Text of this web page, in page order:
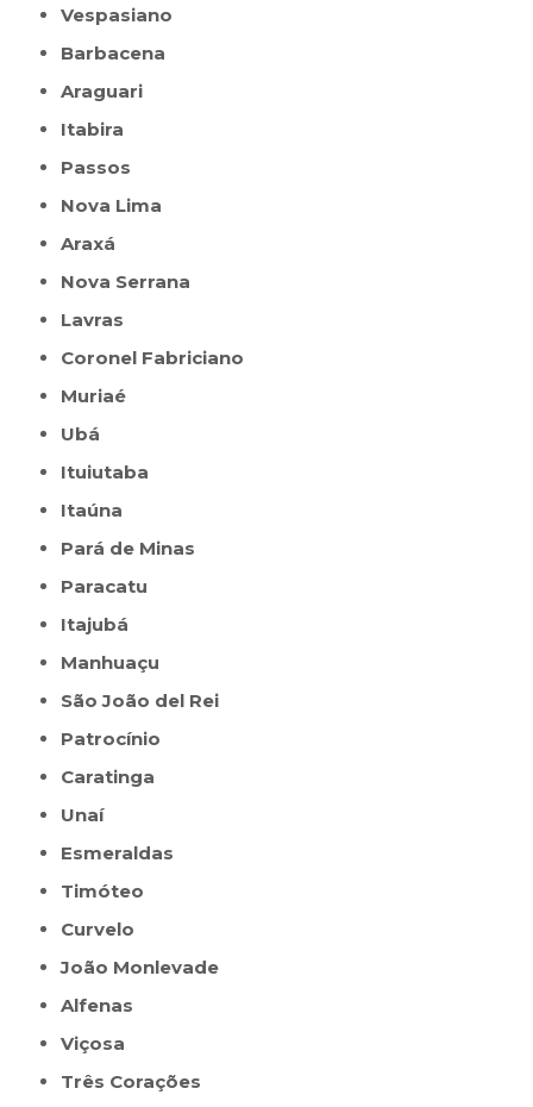
Vespasiano
Barbacena
Araguari
Itabira
Passos
Nova Lima
Araxá
Nova Serrana
Lavras
Coronel Fabriciano
Muriaé
Ubá
Ituiutaba
Itaúna
Pará de Minas
Paracatu
Itajubá
Manhuaçu
São João del Rei
Patrocínio
Caratinga
Unaí
Esmeraldas
Timóteo
Curvelo
João Monlevade
Alfenas
Viçosa
Três Corações